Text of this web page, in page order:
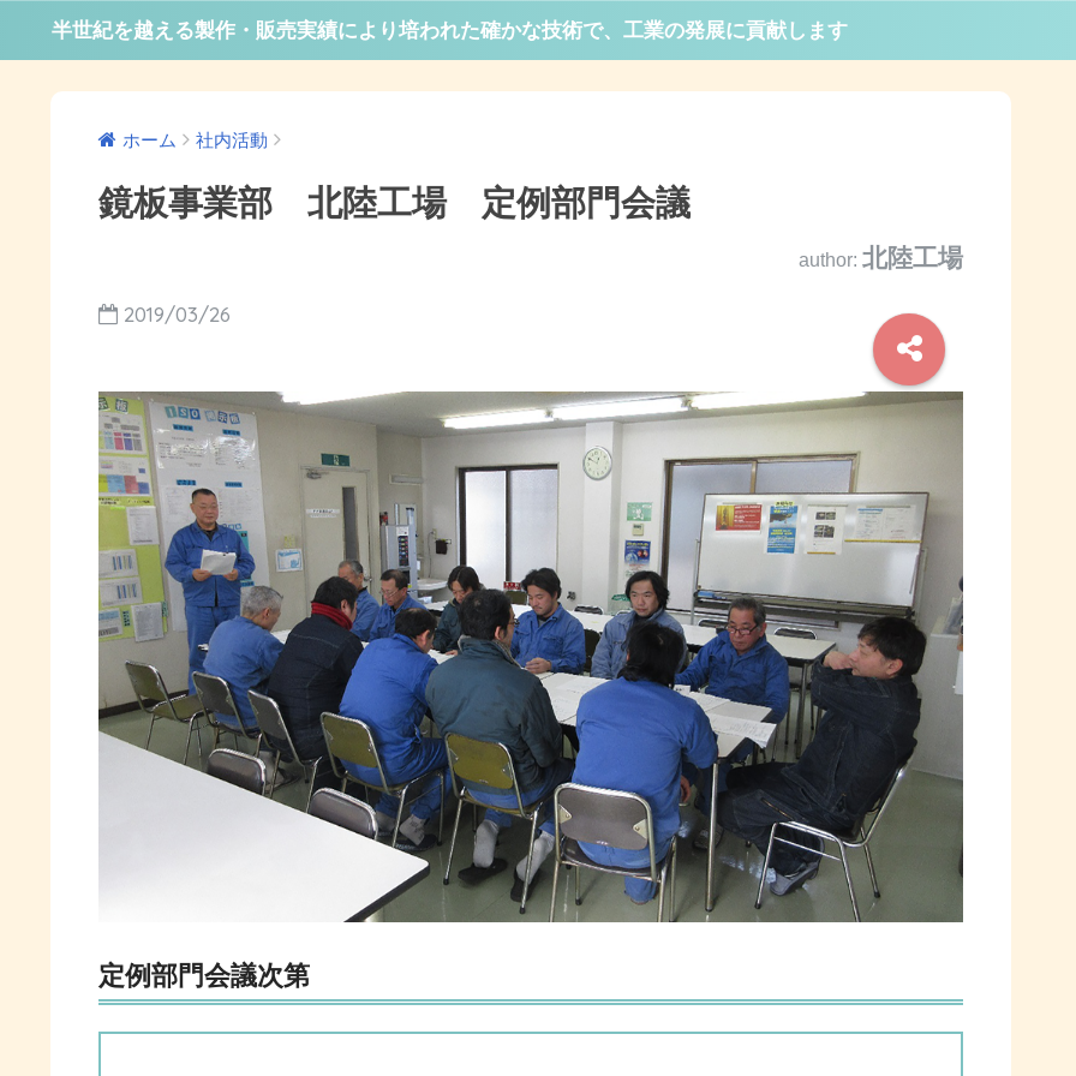
半世紀を越える製作・販売実績により培われた確かな技術で、工業の発展に貢献します
ホーム 社内活動
鏡板事業部 北陸工場 定例部門会議
author: 北陸工場
2019/03/26
定例部門会議次第